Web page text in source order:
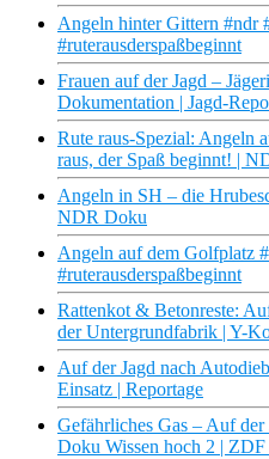
Angeln hinter Gittern #ndr
#ruterausderspaßbeginnt
Frauen auf der Jagd –
Dokumentation | Jagd-
Rute raus-Spezial: Angeln
raus, der Spaß beginnt! |
Angeln in SH – die
NDR Doku
Angeln auf dem Golfplatz
#ruterausderspaßbeginnt
Rattenkot & Betonreste:
der Untergrundfabrik | Y-
Auf der Jagd nach
Einsatz | Reportage
Gefährliches Gas – Auf der
Doku Wissen hoch 2 | ZDF